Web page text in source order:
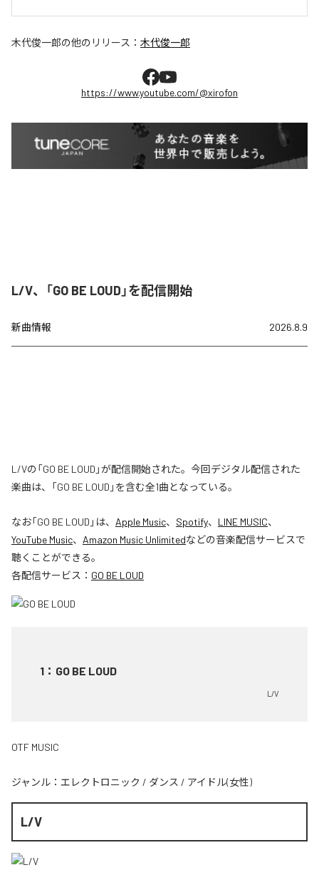
木代俊一郎の他のリリース： 木代俊一郎
https://www.youtube.com/@xirofon
L/V、「GO BE LOUD」を配信開始
新曲情報 2026.8.9
L/Vの「GO BE LOUD」が配信開始された。今回デジタル配信された
楽曲は、「GO BE LOUD」を含む全1曲となっている。
なお「GO BE LOUD 」は、 Apple Music、 Spotify、 LINE MUSIC、
YouTube Music、 Amazon Music Unlimitedなどの音楽配信サービスで
聴くことができる。
各配信サービス： GO BE LOUD
1 ： GO BE LOUD
L/V
OTF MUSIC
ジャンル： エレクトロニック / ダンス / アイドル(女性)
L/V